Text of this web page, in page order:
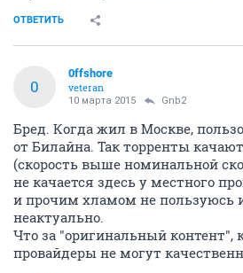
ОТВЕТИТЬ
0
0ffshore
veteran
10 марта 2015 Gnb2
Бред. Когда жил в Москве,
от Билайна. Так торренты
(скорость выше номинальной
не качается здесь у местного
и прочим хламом не пользуюсь
неактуально.
Что за "оригинальный контент",
провайдеры не могут